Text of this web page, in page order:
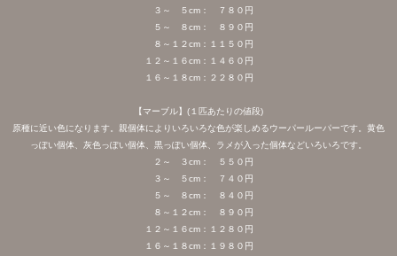
３～ ５cm： ７８０円
５～ ８cm： ８９０円
８～１２cm：１１５０円
１２～１６cm：１４６０円
１６～１８cm：２２８０円
【マーブル】(１匹あたりの値段)
原種に近い色になります。親個体によりいろいろな色が楽しめるウーパールーパーです。黄色
っぽい個体、灰色っぽい個体、黒っぽい個体、ラメが入った個体などいろいろです。
２～ ３cm： ５５０円
３～ ５cm： ７４０円
５～ ８cm： ８４０円
８～１２cm： ８９０円
１２～１６cm：１２８０円
１６～１８cm：１９８０円